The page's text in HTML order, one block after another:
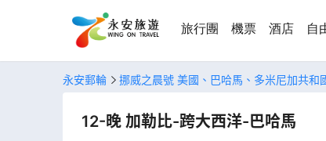
旅行團 機票 酒店 自
永安郵輪 挪威之晨號 美國、巴哈馬、多米尼加共
12-晚 加勒比-跨大西洋-巴哈馬